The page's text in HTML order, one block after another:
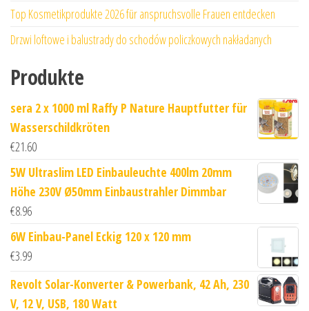
Top Kosmetikprodukte 2026 für anspruchsvolle Frauen entdecken
Drzwi loftowe i balustrady do schodów policzkowych nakładanych
Produkte
sera 2 x 1000 ml Raffy P Nature Hauptfutter für
Wasserschildkröten
€21.60
5W Ultraslim LED Einbauleuchte 400lm 20mm
Höhe 230V Ø50mm Einbaustrahler Dimmbar
€8.96
6W Einbau-Panel Eckig 120 x 120 mm
€3.99
Revolt Solar-Konverter & Powerbank, 42 Ah, 230
V, 12 V, USB, 180 Watt